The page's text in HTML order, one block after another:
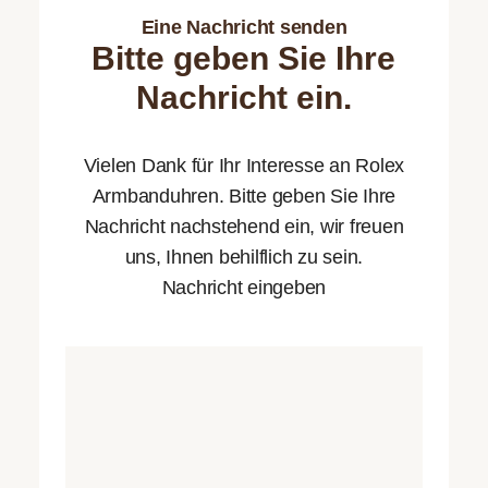
Eine Nachricht senden
Bitte geben Sie Ihre
Nachricht ein.
Vielen Dank für Ihr Interesse an Rolex
Armbanduhren. Bitte geben Sie Ihre
Nachricht nachstehend ein, wir freuen
uns, Ihnen behilflich zu sein.
Nachricht eingeben